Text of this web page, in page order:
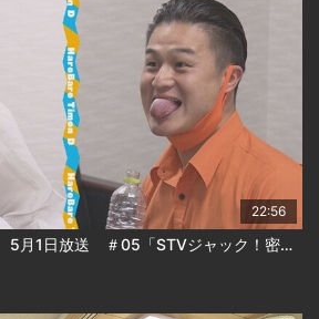
22:56
ハレバレティモンディ 5月1日放送 ＃05「STVジャック！密着ティモンディ」